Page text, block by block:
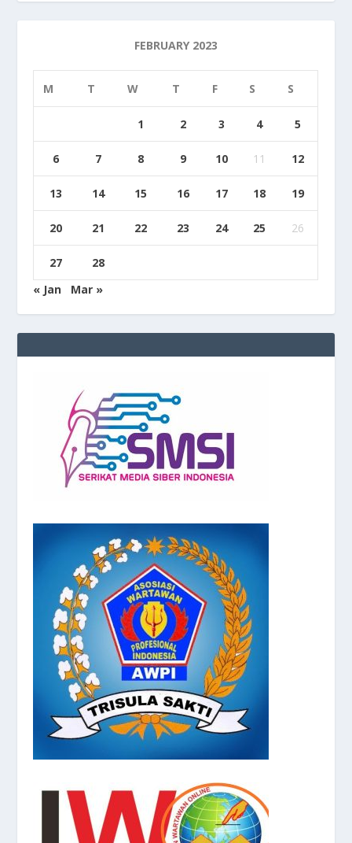
FEBRUARY 2023
M T W T F S S
1 2 3 4 5
6 7 8 9 10 11 12
13 14 15 16 17 18 19
20 21 22 23 24 25 26
27
28
« Jan
Mar »